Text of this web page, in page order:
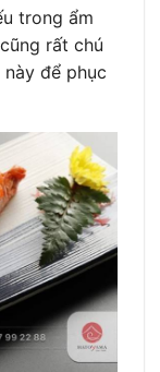
trong ẩm
rất chú
để phục